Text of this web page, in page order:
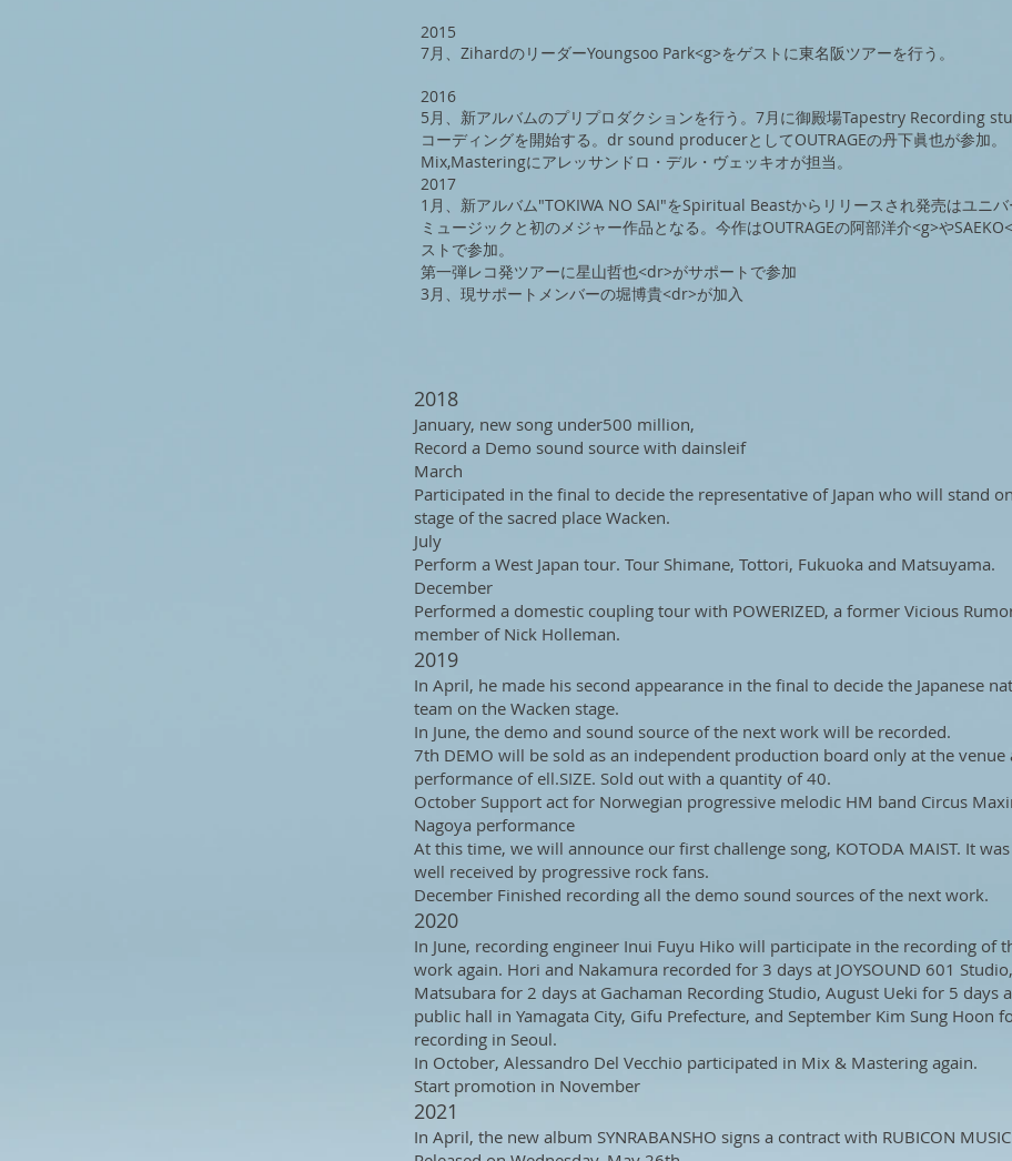
2015
​7月、ZihardのリーダーYoungsoo Park<g>をゲストに東名阪ツアーを行う。
2016
5月​、新アルバムのプリプロダクションを行う。7月に御殿場Tapestry Recording
コーディングを開始する。dr sound producerとしてOUTRAGEの丹下眞也が参加。
Mix,Masteringにアレッサンドロ・デル・ヴェッキオが担当。
2017
1月、新アルバム"TOKIWA NO SAI"をSpiritual Beastからリリースされ発売はユニバ
ミュージックと初のメジャー作品となる。今作はOUTRAGEの阿部洋介<g>や
ストで参加。
第一弾レコ発ツアーに星山哲也<dr>がサポートで参加
​3月、現サポートメンバーの堀博貴<dr>が加入
2018
January, new song under500 million,
Record a Demo sound source with dainsleif
March
Participated in the final to decide the representative of Japan who will stand
stage of the sacred place Wacken.
July
Perform a West Japan tour. Tour Shimane, Tottori, Fukuoka and Matsuyama.
December
Performed a domestic coupling tour with POWERIZED, a former Vicious
member of Nick Holleman.
2019
In April, he made his second appearance in the final to decide the Japanese
team on the Wacken stage.
In June, the demo and sound source of the next work will be recorded.
7th DEMO will be sold as an independent production board only at the venue
performance of ell.SIZE. Sold out with a quantity of 40.
October Support act for Norwegian progressive melodic HM band Circus
Nagoya performance
At this time, we will announce our first challenge song, KOTODA MAIST. It
well received by progressive rock fans.
December Finished recording all the demo sound sources of the next work.
2020
In June, recording engineer Inui Fuyu Hiko will participate in the recording of
work again. Hori and Nakamura recorded for 3 days at JOYSOUND 601
Matsubara for 2 days at Gachaman Recording Studio, August Ueki for 5 days
public hall in Yamagata City, Gifu Prefecture, and September Kim Sung Hoon
recording in Seoul.
In October, Alessandro Del Vecchio participated in Mix & Mastering again.
Start promotion in November
2021
In April, the new album SYNRABANSHO signs a contract with RUBICON